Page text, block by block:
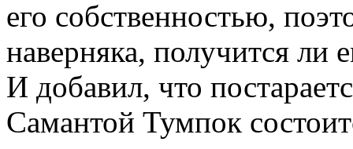
его собственностью,
наверняка, получится ли
И добавил, что
Самантой Тумпок